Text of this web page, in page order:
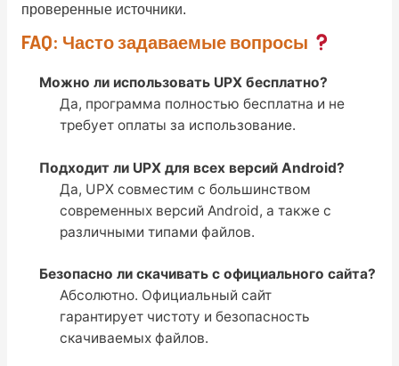
проверенные источники.
FAQ: Часто задаваемые вопросы
Можно ли использовать UPX бесплатно?
Да, программа полностью бесплатна и не
требует оплаты за использование.
Подходит ли UPX для всех версий Android?
Да, UPX совместим с большинством
современных версий Android, а также с
различными типами файлов.
Безопасно ли скачивать с официального сайта?
Абсолютно. Официальный сайт
гарантирует чистоту и безопасность
скачиваемых файлов.